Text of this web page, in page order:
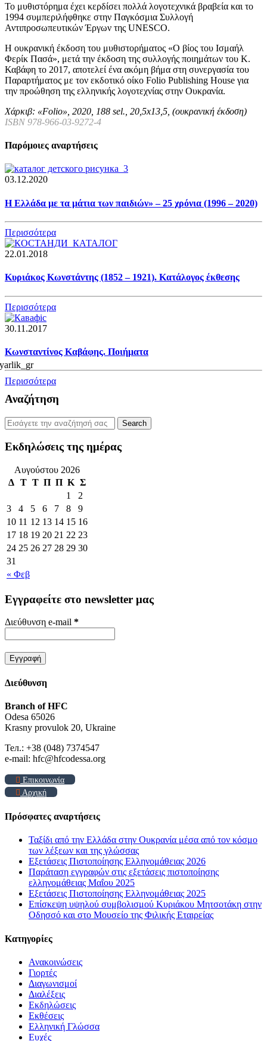
Το μυθιστόρημα έχει κερδίσει πολλά λογοτεχνικά βραβεία και το
1994 συμπεριλήφθηκε στην Παγκόσμια Συλλογή
Αντιπροσωπευτικών Έργων της UNESCO.
Η ουκρανική έκδοση του μυθιστορήματος «Ο βίος του Ισμαήλ
Φερίκ Πασά», μετά την έκδοση της συλλογής ποιημάτων του Κ.
Καβάφη το 2017, αποτελεί ένα ακόμη βήμα στη συνεργασία του
Παραρτήματος με τον εκδοτικό οίκο Folio Publishing House για
την προώθηση της ελληνικής λογοτεχνίας στην Ουκρανία.
Χάρκιβ: «Folio», 2020, 188 sel., 20,5х13,5, (ουκρανική έκδοση)
ISBN 978-966-03-9272-4
Παρόμοιες αναρτήσεις
03.12.2020
Η Ελλάδα με τα μάτια των παιδιών» – 25 χρόνια (1996 – 2020)
Περισσότερα
22.01.2018
Κυριάκος Κωνστάντης (1852 – 1921). Κατάλογος έκθεσης
Περισσότερα
30.11.2017
Κωνσταντίνος Καβάφης. Ποιήματα
Περισσότερα
Αναζήτηση
Εκδηλώσεις της ημέρας
Αυγούστου 2026
Δ Τ Τ Π Π Κ Σ
« Φεβ
1
2
3
4 5 6 7 8
9
10 11 12 13 14 15 16
17 18 19 20 21 22 23
24 25 26 27 28 29 30
31
Εγγραφείτε στο newsletter μας
Διεύθυνση e-mail *
Διεύθυνση
Branch of HFC
Odesa 65026
Krasny provulok 20, Ukraine
Тел.: +38 (048) 7374547
e-mail: hfc@hfcodessa.org
Επικοινωνία
Αρχική
Πρόσφατες αναρτήσεις
Ταξίδι από την Ελλάδα στην Ουκρανία μέσα από τον κόσμο
των λέξεων και της γλώσσας
Εξετάσεις Πιστοποίησης Ελληνομάθειας 2026
Παράταση εγγραφών στις εξετάσεις πιστοποίησης
ελληνομάθειας Μαΐου 2025
Εξετάσεις Πιστοποίησης Ελληνομάθειας 2025
Επίσκεψη υψηλού συμβολισμού Κυριάκου Μητσοτάκη στην
Οδησσό και στο Μουσείο της Φιλικής Εταιρείας
Kατηγορίες
Ανακοινώσεις
Γιορτές
Διαγωνισμοί
Διαλέξεις
Εκδηλώσεις
Εκθέσεις
Ελληνική Γλώσσα
Ευχές